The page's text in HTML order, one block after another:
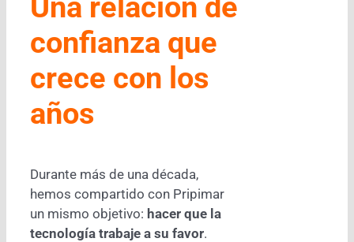
confianza que
crece con los
años
Durante más de una década,
hemos compartido con Pripimar
un mismo objetivo: hacer que la
tecnología trabaje a su favor.